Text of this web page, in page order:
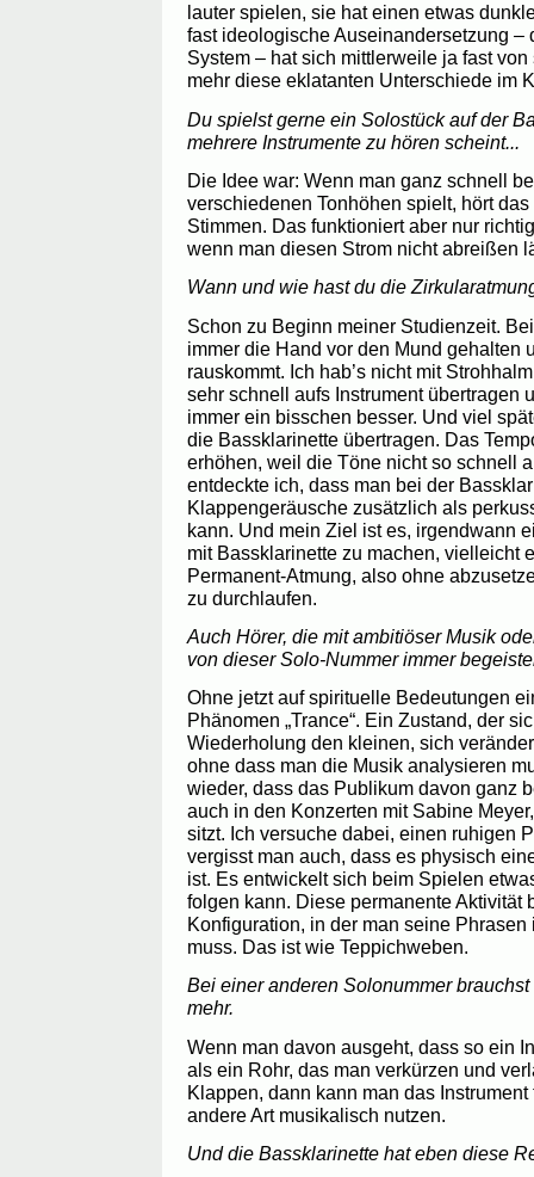
lauter spielen, sie hat einen etwas
fast ideologische Auseinandersetzung –
System – hat sich mittlerweile ja fast
mehr diese eklatanten Unterschiede im
Du spielst gerne ein Solostück auf der
mehrere Instrumente zu hören scheint...
Die Idee war: Wenn man ganz schnell
verschiedenen Tonhöhen spielt, hört
Stimmen. Das funktioniert aber nur
wenn man diesen Strom nicht abreißen
Wann und wie hast du die
Schon zu Beginn meiner Studienzeit.
immer die Hand vor den Mund gehalten
rauskommt. Ich hab’s nicht mit
sehr schnell aufs Instrument übertragen
immer ein bisschen besser. Und viel
die Bassklarinette übertragen. Das
erhöhen, weil die Töne nicht so schnell
entdeckte ich, dass man bei der
Klappengeräusche zusätzlich als
kann. Und mein Ziel ist es, irgendwann
mit Bassklarinette zu machen, vielleicht
Permanent-Atmung, also ohne
zu durchlaufen.
Auch Hörer, die mit ambitiöser Musik
von dieser Solo-Nummer immer
Ohne jetzt auf spirituelle Bedeutungen
Phänomen „Trance“. Ein Zustand, der
Wiederholung den kleinen, sich
ohne dass man die Musik analysieren
wieder, dass das Publikum davon ganz
auch in den Konzerten mit Sabine
sitzt. Ich versuche dabei, einen ruhigen
vergisst man auch, dass es physisch
ist. Es entwickelt sich beim Spielen
folgen kann. Diese permanente Aktivität
Konfiguration, in der man seine
muss. Das ist wie Teppichweben.
Bei einer anderen Solonummer
mehr.
Wenn man davon ausgeht, dass so ein
als ein Rohr, das man verkürzen und
Klappen, dann kann man das
andere Art musikalisch nutzen.
Und die Bassklarinette hat eben diese